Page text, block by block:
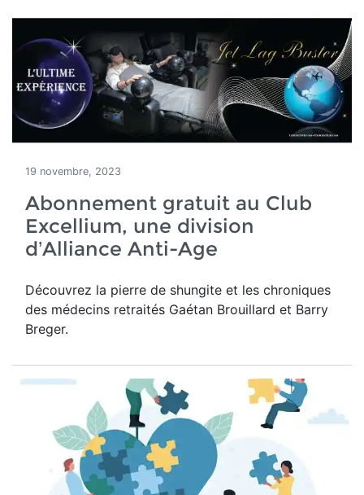
19 novembre, 2023
Abonnement gratuit au Club
Excellium, une division
d’Alliance Anti-Age
Découvrez la pierre de shungite et les chroniques
des médecins retraités Gaétan Brouillard et Barry
Breger.